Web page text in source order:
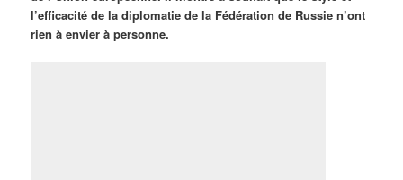
l’efficacité de la diplomatie de la Fédération de Russie n’ont
rien à envier à personne.